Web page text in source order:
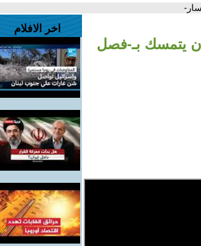
يتمسك بـ-فصل
اخر الافلام